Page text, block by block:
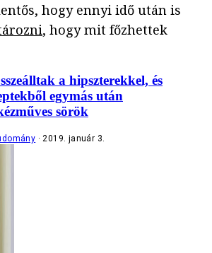
hogy ennyi idő után is
, hogy mit főzhettek
a hipszterekkel, és
egymás után
sörök
2019. január 3.